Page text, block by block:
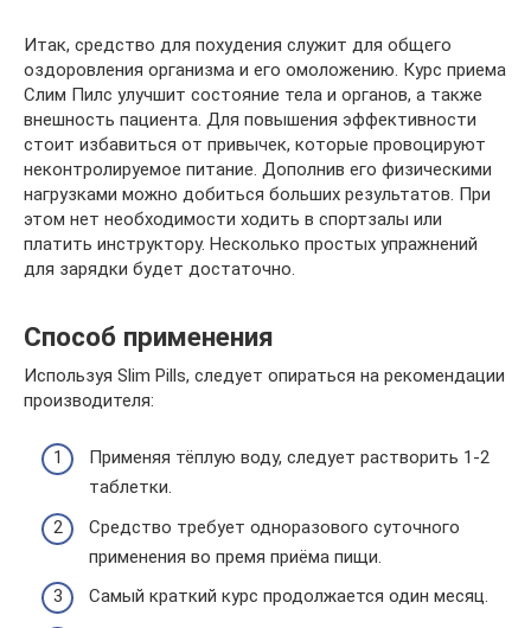
Итак, средство для похудения служит для общего
оздоровления организма и его омоложению. Курс приема
Слим Пилс улучшит состояние тела и органов, а также
внешность пациента. Для повышения эффективности
стоит избавиться от привычек, которые провоцируют
неконтролируемое питание. Дополнив его физическими
нагрузками можно добиться больших результатов. При
этом нет необходимости ходить в спортзалы или
платить инструктору. Несколько простых упражнений
для зарядки будет достаточно.
Способ применения
Используя Slim Pills, следует опираться на рекомендации
производителя:
Применяя тёплую воду, следует растворить 1-2
таблетки.
Средство требует одноразового суточного
применения во премя приёма пищи.
Самый краткий курс продолжается один месяц.